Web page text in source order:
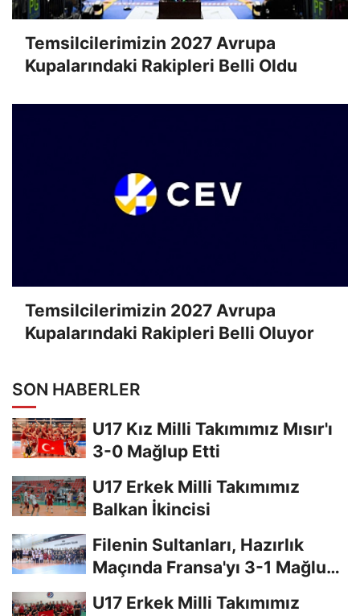
Temsilcilerimizin 2027 Avrupa
Kupalarındaki Rakipleri Belli Oldu
Temsilcilerimizin 2027 Avrupa
Kupalarındaki Rakipleri Belli Oluyor
SON HABERLER
U17 Kız Milli Takımımız Mısır'ı
3-0 Mağlup Etti
U17 Erkek Milli Takımımız
Balkan İkincisi
Filenin Sultanları, Hazırlık
Maçında Fransa'yı 3-1 Mağlup
U17 Erkek Milli Takımımız